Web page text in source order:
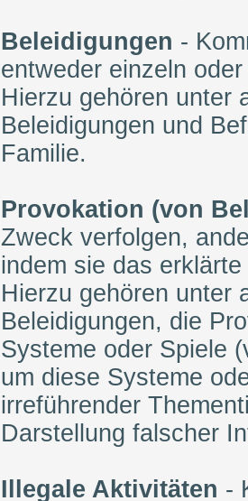
Beleidigungen -
entweder einzeln
Hierzu gehören unter
Beleidigungen und
Familie.
Provokation (von
Zweck verfolgen,
indem sie das
Hierzu gehören unter
Beleidigungen, die
Systeme oder Spiele
um diese Systeme
irreführender
Darstellung falscher
Illegale Aktivitäten -